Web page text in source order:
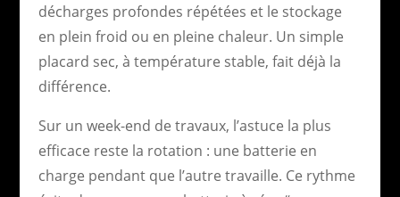
décharges profondes répétées et le stockage
en plein froid ou en pleine chaleur. Un simple
placard sec, à température stable, fait déjà la
différence.
Sur un week-end de travaux, l’astuce la plus
efficace reste la rotation : une batterie en
charge pendant que l’autre travaille. Ce rythme